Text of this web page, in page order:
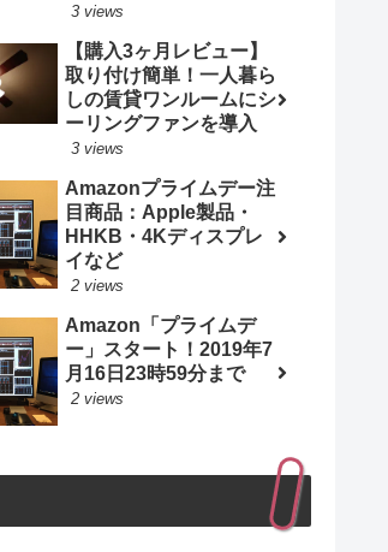
3 views
【購入3ヶ月レビュー】
取り付け簡単！一人暮ら
しの賃貸ワンルームにシ
ーリングファンを導入
3 views
Amazonプライムデー注
目商品：Apple製品・
HHKB・4Kディスプレ
イなど
2 views
Amazon「プライムデ
ー」スタート！2019年7
月16日23時59分まで
2 views